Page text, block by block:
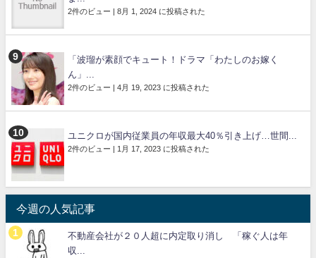
2件のビュー 8月 1, 2024 に投稿された
「波瑠が素顔でキュート！ドラマ「わたしのお嫁く
ん」...
2件のビュー 4月 19, 2023 に投稿された
ユニクロが国内従業員の年収最大40％引き上げ…世間...
2件のビュー 1月 17, 2023 に投稿された
今週の人気記事
不動産会社が２０人超に内定取り消し 「稼ぐ人は年
収...